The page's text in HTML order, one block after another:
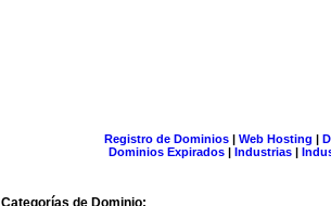
Registro de Dominios| Web Hosting |
Dominios Expirados | Industrias |
Categorías de Dominio: